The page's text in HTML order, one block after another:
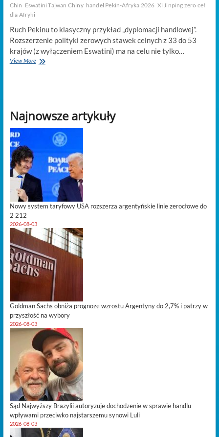
Chin Eswatini Tajwan Chiny handel Pekin-Afryka 2026 Xi Jinping zero ceł
dla Afryki
Ruch Pekinu to klasyczny przykład „dyplomacji handlowej”.
Rozszerzenie polityki zerowych stawek celnych z 33 do 53
krajów (z wyłączeniem Eswatini) ma na celu nie tylko…
View MoreChiny
ceł
dla
53
państw
Najnowsze artykuły
Nowy system taryfowy USA rozszerza argentyńskie linie zerocłowe do
2 212
2026-08-03
Goldman Sachs obniża prognozę wzrostu Argentyny do 2,7% i patrzy w
przyszłość na wybory
2026-08-03
Sąd Najwyższy Brazylii autoryzuje dochodzenie w sprawie handlu
wpływami przeciwko najstarszemu synowi Luli
2026-08-03